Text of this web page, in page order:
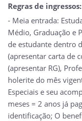
Regras de ingressos:
- Meia entrada:
Médio, Graduação e
de estudante dentro
(apresentar carta de
(apresentar RG),
holerite do mês
Especiais e seu
meses = 2 anos já
identificação; O